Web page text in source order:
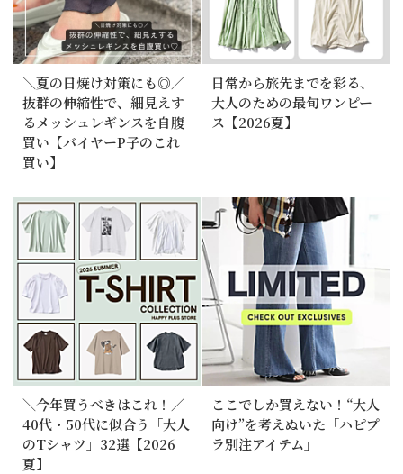
＼夏の日焼け対策にも◎／
抜群の伸縮性で、細見えす
るメッシュレギンスを自腹
買い【バイヤーP子のこれ
買い】
日常から旅先までを彩る、
大人のための最旬ワンピー
ス【2026夏】
＼今年買うべきはこれ！／
40代・50代に似合う「大人
のTシャツ」32選【2026
夏】
ここでしか買えない！“大人
向け”を考えぬいた「ハピプ
ラ別注アイテム」